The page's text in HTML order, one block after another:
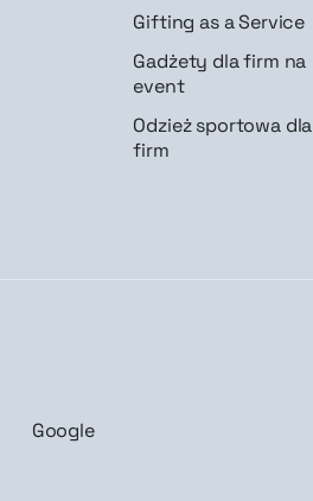
Gifting as a Service
Gadżety dla firm na
event
Odzież sportowa dla
firm
Google